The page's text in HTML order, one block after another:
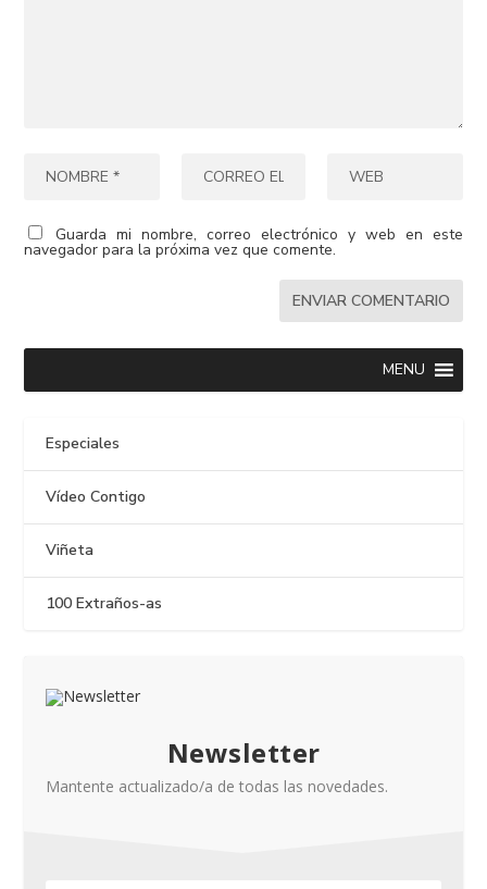
Guarda mi nombre, correo electrónico y web en este
navegador para la próxima vez que comente.
MENU
Especiales
Vídeo Contigo
Viñeta
100 Extraños-as
Newsletter
Mantente actualizado/a de todas las novedades.